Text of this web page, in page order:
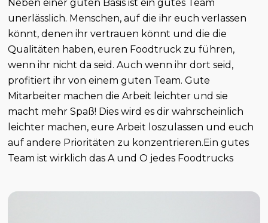
Neben einer guten Basis ist ein gutes Team
unerlässlich. Menschen, auf die ihr euch verlassen
könnt, denen ihr vertrauen könnt und die die
Qualitäten haben, euren Foodtruck zu führen,
wenn ihr nicht da seid. Auch wenn ihr dort seid,
profitiert ihr von einem guten Team. Gute
Mitarbeiter machen die Arbeit leichter und sie
macht mehr Spaß! Dies wird es dir wahrscheinlich
leichter machen, eure Arbeit loszulassen und euch
auf andere Prioritäten zu konzentrieren.Ein gutes
Team ist wirklich das A und O jedes Foodtrucks